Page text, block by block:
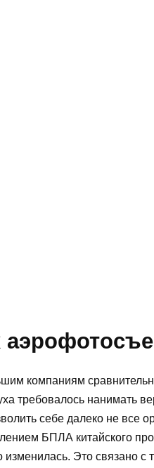
компаниям
требовалось нанимать
себе далеко не все
БПЛА китайского
Это связано с